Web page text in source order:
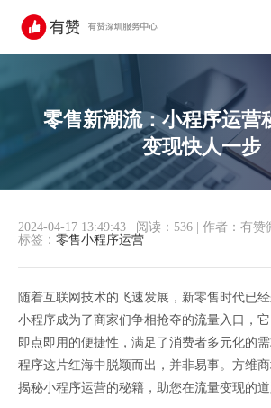
零售新潮流：小程序运营
变现快人一步
2024-04-17 13:49:43 阅读：536 作者：有赞
标签： 零售小程序运营
随着互联网技术的飞速发展，新零售时代已
小程序成为了商家们争相抢夺的流量入口，它
即点即用的便捷性，满足了消费者多元化的
程序这片红海中脱颖而出，并非易事。方维
揭秘小程序运营的秘籍，助您在流量变现的道